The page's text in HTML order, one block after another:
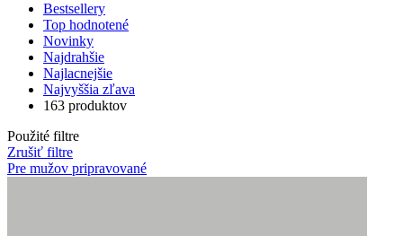
Bestsellery
Top hodnotené
Novinky
Najdrahšie
Najlacnejšie
Najvyššia zľava
163 produktov
Použité filtre
Zrušiť filtre
Pre mužov pripravované